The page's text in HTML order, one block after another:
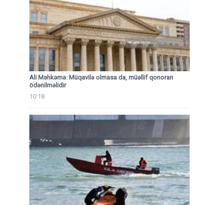
Ali Məhkəmə: Müqavilə olmasa da, müəllif qonorarı
ödənilməlidir
10:18